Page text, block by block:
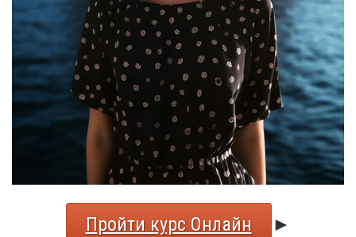
Пройти курс Онлайн
►